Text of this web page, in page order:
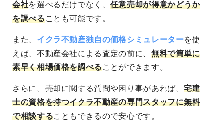
会社を選べるだけでなく、 任意売却が得意かどうか
を調べることも可能です。
また、 イクラ不動産独自の価格シミュレーターを使
えば、不動産会社による査定の前に、 無料で簡単に
素早く相場価格を調べることができます。
さらに、売却に関する質問や困り事があれば、宅建
士の資格を持つイクラ不動産の専門スタッフに無料
で相談することもできるので安心です。